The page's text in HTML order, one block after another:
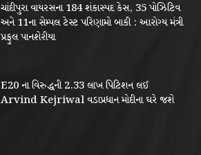
ચાંદીપુરા વાયરસના 184 શંકાસ્પદ કેસ, 35 પોઝિટિવ
અને 11ના સેમ્પલ ટેસ્ટ પરિણામો બાકી : આરોગ્ય મંત્રી
પ્રફુલ પાનશેરીયા
E20 ના વિરુદ્ધની 2.33 લાખ પિટિશન લઈ
Arvind Kejriwal વડાપ્રધાન મોદીના ઘરે જશે